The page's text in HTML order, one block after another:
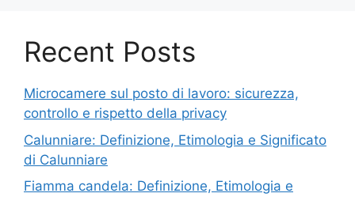
Recent Posts
Microcamere sul posto di lavoro: sicurezza,
controllo e rispetto della privacy
Calunniare: Definizione, Etimologia e Significato
di Calunniare
Fiamma candela: Definizione, Etimologia e